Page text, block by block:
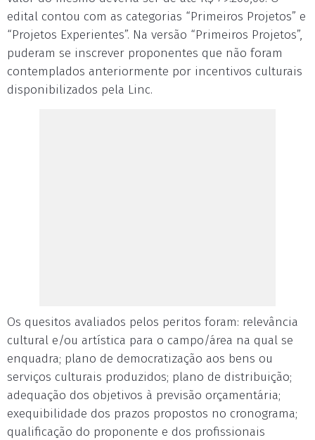
edital contou com as categorias “Primeiros Projetos” e
“Projetos Experientes”. Na versão “Primeiros Projetos”,
puderam se inscrever proponentes que não foram
contemplados anteriormente por incentivos culturais
disponibilizados pela Linc.
Os quesitos avaliados pelos peritos foram: relevância
cultural e/ou artística para o campo/área na qual se
enquadra; plano de democratização aos bens ou
serviços culturais produzidos; plano de distribuição;
adequação dos objetivos à previsão orçamentária;
exequibilidade dos prazos propostos no cronograma;
qualificação do proponente e dos profissionais